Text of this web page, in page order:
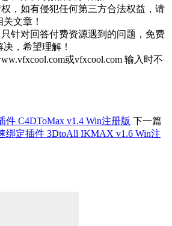
，如有侵犯任何第三方合法权益，请
文章！
针对回答付费资源遇到的问题，免费
，希望理解！
或vfxcool.com 输入时不
件 C4DToMax v1.4 Win注册版 下一篇
绑定插件 3DtoAll IKMAX v1.6 Win注